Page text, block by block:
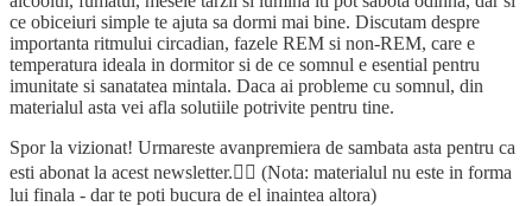
ce obiceiuri simple te ajuta sa dormi mai bine. Discutam despre
importanta ritmului circadian, fazele REM si non-REM, care e
temperatura ideala in dormitor si de ce somnul e esential pentru
imunitate si sanatatea mintala. Daca ai probleme cu somnul, din
materialul asta vei afla solutiile potrivite pentru tine.
Spor la vizionat! Urmareste avanpremiera de sambata asta pentru ca
esti abonat la acest newsletter.👇🏼 (Nota: materialul nu este in forma
lui finala - dar te poti bucura de el inaintea altora)